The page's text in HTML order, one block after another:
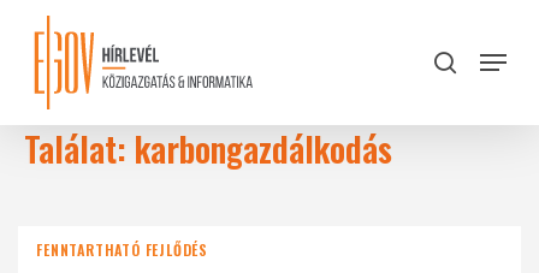
content
search
Menu
Találat: karbongazdálkodás
FENNTARTHATÓ FEJLŐDÉS
Close